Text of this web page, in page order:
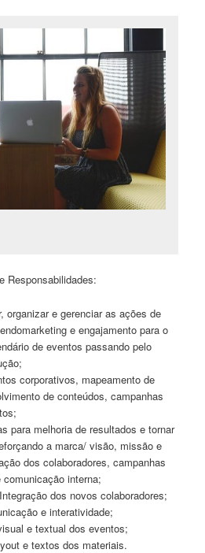
Responsabilidades:
organizar e gerenciar as ações de
e engajamento para o
de eventos passando pelo
corporativos, mapeamento de
de conteúdos, campanhas
para melhoria de resultados e tornar
a marca/ visão, missão e
dos colaboradores, campanhas
interna;
dos novos colaboradores;
e interatividade;
e textual dos eventos;
e textos dos materiais.